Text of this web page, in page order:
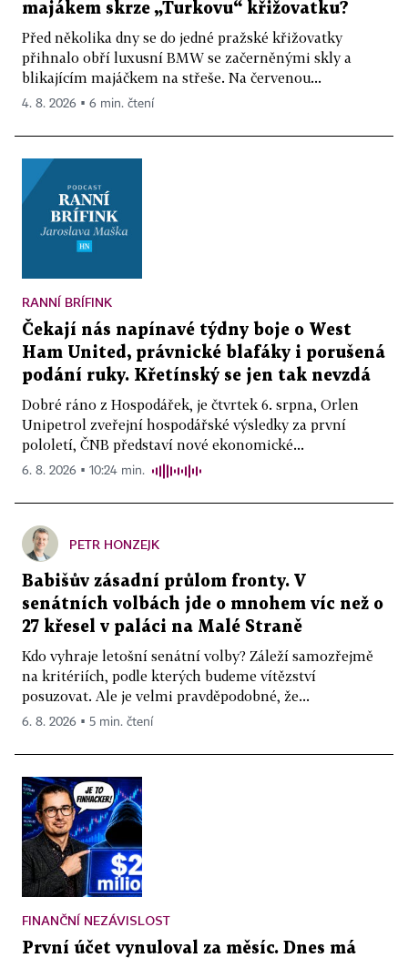
majákem skrze „Turkovu“ křižovatku?
Před několika dny se do jedné pražské křižovatky
přihnalo obří luxusní BMW se začerněnými skly a
blikajícím majáčkem na střeše. Na červenou...
4. 8. 2026 ▪ 6 min. čtení
RANNÍ BRÍFINK
Čekají nás napínavé týdny boje o West
Ham United, právnické blafáky i porušená
podání ruky. Křetínský se jen tak nevzdá
Dobré ráno z Hospodářek, je čtvrtek 6. srpna, Orlen
Unipetrol zveřejní hospodářské výsledky za první
pololetí, ČNB představí nové ekonomické...
6. 8. 2026 ▪ 10:24 min.
PETR HONZEJK
Babišův zásadní průlom fronty. V
senátních volbách jde o mnohem víc než o
27 křesel v paláci na Malé Straně
Kdo vyhraje letošní senátní volby? Záleží samozřejmě
na kritériích, podle kterých budeme vítězství
posuzovat. Ale je velmi pravděpodobné, že...
6. 8. 2026 ▪ 5 min. čtení
FINANČNÍ NEZÁVISLOST
První účet vynuloval za měsíc. Dnes má